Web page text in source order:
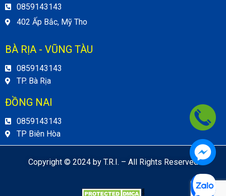
0859143143
402 Ấp Bắc, Mỹ Tho
BÀ RỊA - VŨNG TÀU
0859143143
TP. Bà Rịa
ĐỒNG NAI
0859143143
TP Biên Hòa
Copyright © 2024 by T.R.I. – All Rights Reserved